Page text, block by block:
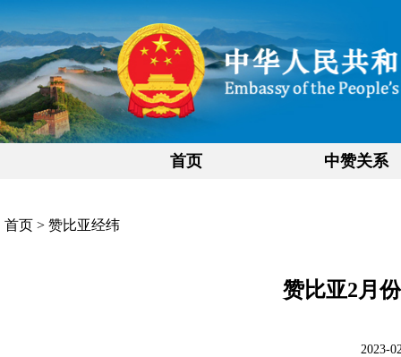
首页 中赞关系
首页 > 赞比亚经纬
赞比亚2月
2023-